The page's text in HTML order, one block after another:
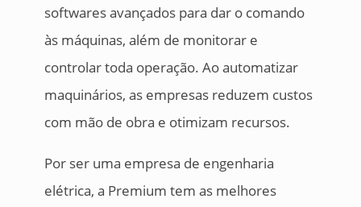
softwares avançados para dar o comando
às máquinas, além de monitorar e
controlar toda operação. Ao automatizar
maquinários, as empresas reduzem custos
com mão de obra e otimizam recursos.
Por ser uma empresa de engenharia
elétrica, a Premium tem as melhores